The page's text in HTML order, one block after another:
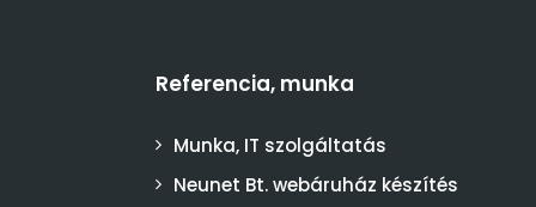
Referencia, munka
Munka, IT szolgáltatás
Neunet Bt. webáruház készítés